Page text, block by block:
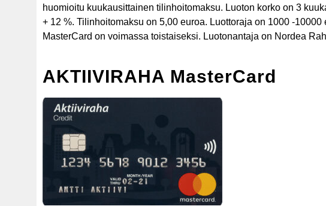
huomioitu kuukausittainen tilinhoitomaksu. Luoton korko on 3
+ 12 %. Tilinhoitomaksu on 5,00 euroa. Luottoraja on 1000 -10000
MasterCard on voimassa toistaiseksi. Luotonantaja on Nordea
AKTIIVIRAHA MasterCard